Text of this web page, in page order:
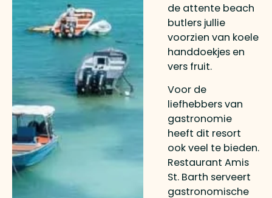
de attente beach
butlers jullie
voorzien van koele
handdoekjes en
vers fruit.
Voor de
liefhebbers van
gastronomie
heeft dit resort
ook veel te bieden.
Restaurant Amis
St. Barth serveert
gastronomische